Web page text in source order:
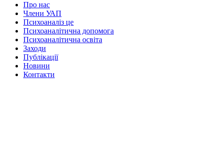
Про нас
Члени УАП
Психоаналіз це
Психоаналітична допомога
Психоаналітична освіта
Заходи
Публікації
Новини
Контакти